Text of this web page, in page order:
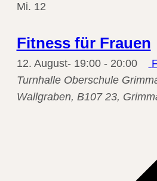
Mi. 12
Fitness für Frauen
12. August- 19:00- 20:00
Turnhalle Oberschule
Wallgraben, B107 23,